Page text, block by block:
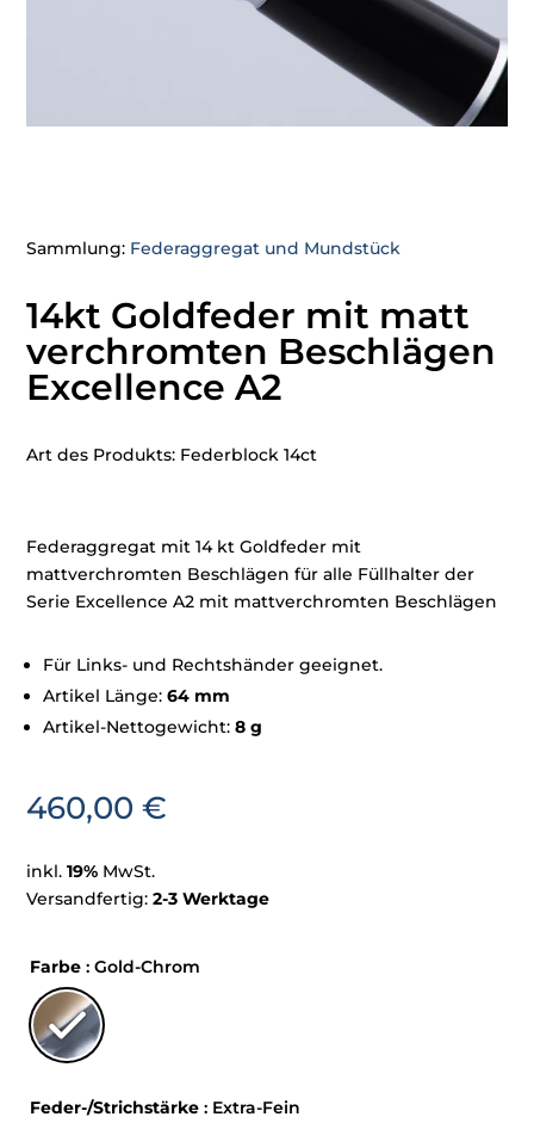
Sammlung: Federaggregat und Mundstück
14kt Goldfeder mit matt
verchromten Beschlägen
Excellence A2
Art des Produkts: Federblock 14ct
Federaggregat mit 14 kt Goldfeder mit
mattverchromten Beschlägen für alle Füllhalter der
Serie Excellence A2 mit mattverchromten Beschlägen
Für Links- und Rechtshänder geeignet.
Artikel Länge:64 mm
Artikel-Nettogewicht:8 g
460,00€
inkl.19% MwSt.
Versandfertig:2-3 Werktage
Farbe : Gold-Chrom
Feder-/Strichstärke : Extra-Fein